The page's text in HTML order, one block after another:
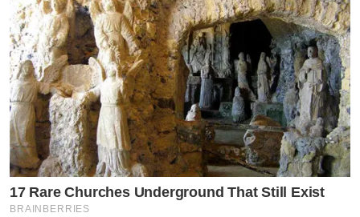
17 Rare Churches Underground That Still Exist
BRAINBERRIES